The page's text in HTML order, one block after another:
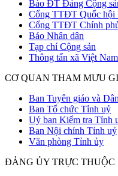
Báo ĐT Đảng Cộng
Cổng TTĐT Quốc
Cổng TTĐT Chính
Báo Nhân dân
Tạp chí Cộng sản
Thông tấn xã Việt
CƠ QUAN THAM MƯU
Ban Tuyên giáo và
Ban Tổ chức Tỉnh uỷ
Uỷ ban Kiểm tra Tỉnh
Ban Nội chính Tỉnh uỷ
Văn phòng Tỉnh ủy
ĐẢNG ỦY TRỰC THUỘC